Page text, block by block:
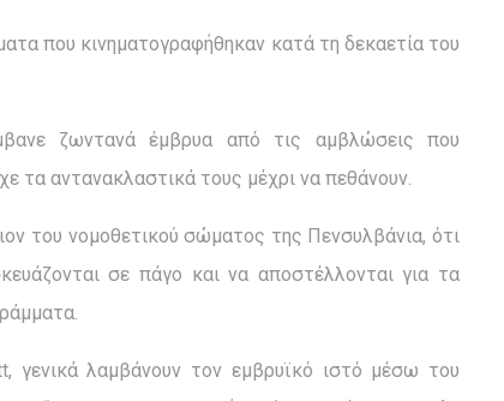
που κινηματογραφήθηκαν κατά τη δεκαετία του
ζωντανά έμβρυα από τις αμβλώσεις που
τα αντανακλαστικά τους μέχρι να πεθάνουν.
του νομοθετικού σώματος της Πενσυλβάνια, ότι
σε πάγο και να αποστέλλονται για τα
γενικά λαμβάνουν τον εμβρυϊκό ιστό μέσω του